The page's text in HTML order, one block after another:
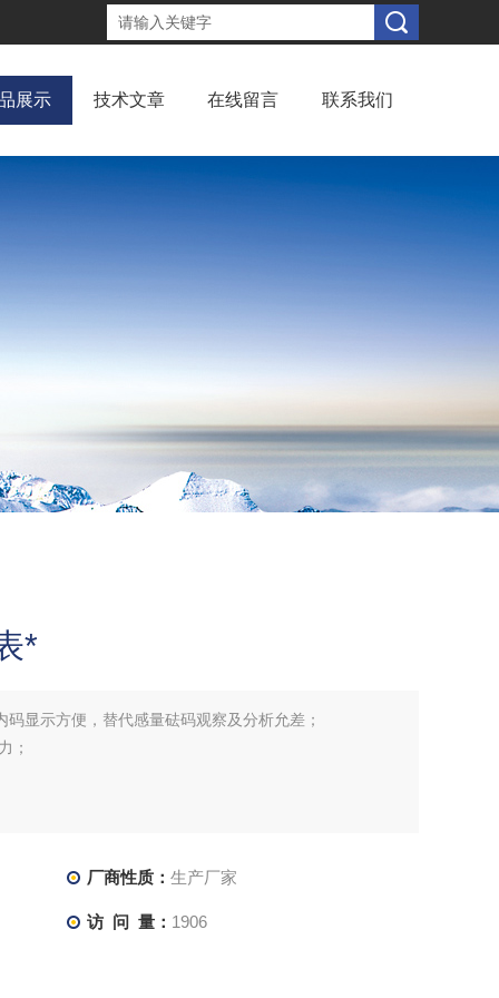
展示 技术文章 在线留言 联系我们
*
显示方便，替代感量砝码观察及分析允差；
；
厂商性质： 生产厂家
访 问 量： 1906